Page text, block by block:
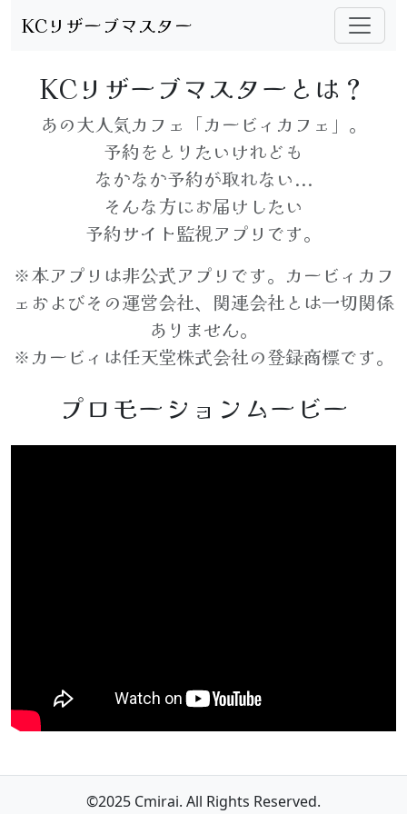
KCリザーブマスター
KCリザーブマスターとは？
あの大人気カフェ「カービィカフェ」。
予約をとりたいけれども
なかなか予約が取れない...
そんな方にお届けしたい
予約サイト監視アプリです。
※本アプリは非公式アプリです。カービィカフ
ェおよびその運営会社、関連会社とは一切関係
ありません。
※カービィは任天堂株式会社の登録商標です。
プロモーションムービー
©2025 Cmirai. All Rights Reserved.